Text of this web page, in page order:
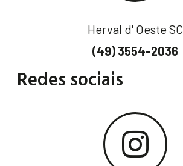
Herval d' Oeste SC
(49) 3554-2036
Redes sociais